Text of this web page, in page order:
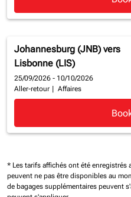
Johannesburg (JNB) vers
Lisbonne (LIS)
25/09/2026 - 10/10/2026
Aller-retour
Affaires
* Les tarifs affichés ont été enregistrés
peuvent ne pas être disponibles au
de bagages supplémentaires peuvent